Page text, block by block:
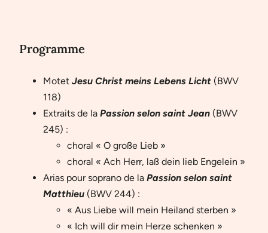
Programme
Motet Jesu Christ meins Lebens Licht (BWV
118)
Extraits de la Passion selon saint Jean (BWV
245) :
choral « O große Lieb »
choral « Ach Herr, laß dein lieb Engelein »
Arias pour soprano de la Passion selon saint
Matthieu (BWV 244) :
« Aus Liebe will mein Heiland sterben »
« Ich will dir mein Herze schenken »